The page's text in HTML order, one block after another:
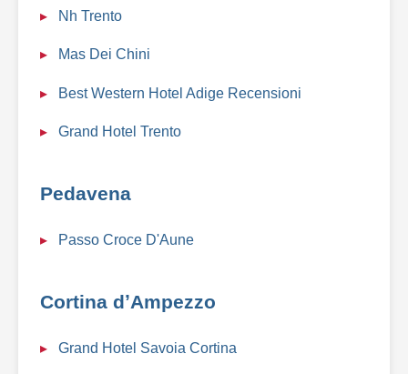
Nh Trento
Mas Dei Chini
Best Western Hotel Adige Recensioni
Grand Hotel Trento
Pedavena
Passo Croce D'Aune
Cortina dʼAmpezzo
Grand Hotel Savoia Cortina